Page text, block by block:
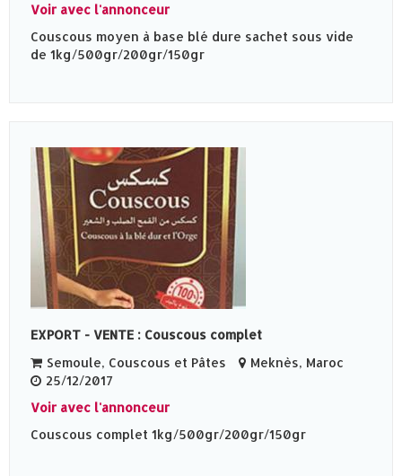
Voir avec l'annonceur
Couscous moyen à base blé dure sachet sous vide
de 1kg/500gr/200gr/150gr
EXPORT - VENTE : Couscous complet
Semoule, Couscous et Pâtes
Meknès‎, Maroc
25/12/2017
Voir avec l'annonceur
Couscous complet 1kg/500gr/200gr/150gr